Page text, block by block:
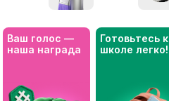
Ваш голос —
наша награда
Готовьтесь к
школе легко!